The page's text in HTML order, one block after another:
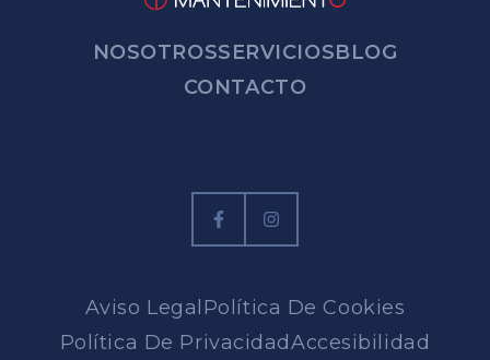
NOSOTROSSERVICIOSBLOG
CONTACTO
Aviso LegalPolítica De Cookies
Política De PrivacidadAccesibilidad